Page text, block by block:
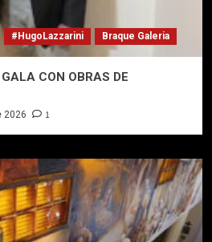
#HugoLazzarini Braque Galeria
CON OBRAS DE
2026 1